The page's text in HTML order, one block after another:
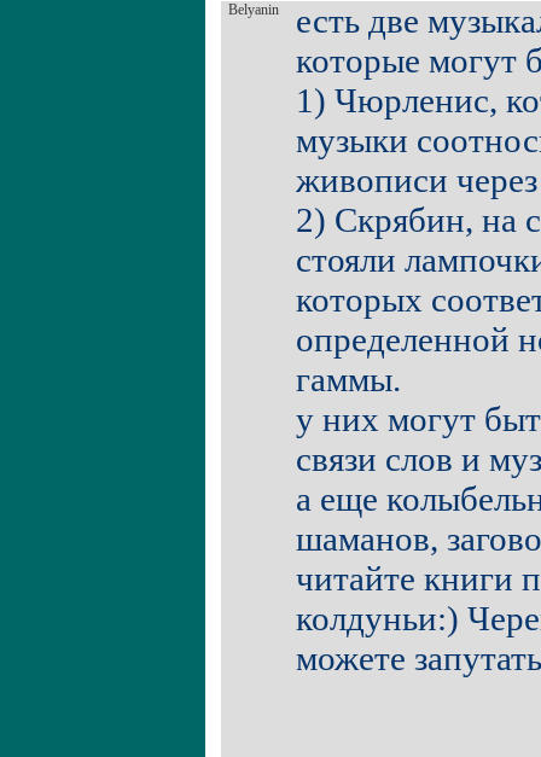
Belyanin
есть две
которые могут
1) Чюрленис,
музыки
живописи
2) Скрябин, на
стояли
которых
определенной
гаммы.
у них могут
связи слов и
а еще
шаманов,
читайте книги
колдуньи:)
можете